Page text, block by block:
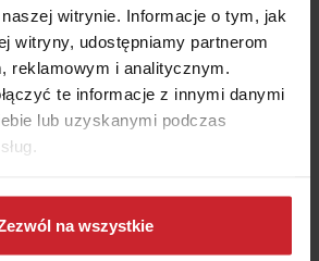
witrynie. Informacje o tym, jak
witryny, udostępniamy partnerom
reklamowym i analitycznym.
te informacje z innymi danymi
lub uzyskanymi podczas
na temat tego, kim jesteśmy, jak
i w jaki sposób
osobowe w ramachPolityki
na wszystkie
mogą wykluczać lub...
życiu lub zdrowiu. Niektóre